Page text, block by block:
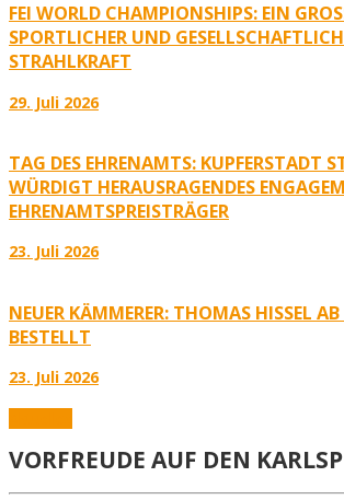
FEI WORLD CHAMPIONSHIPS: EIN
PORTLICHER UND
TRAHLKRAFT
29. Juli 2026
TAG DES EHRENAMTS: KUPFERSTADT
WÜRDIGT HERAUSRAGENDES
EHRENAMTSPREISTRÄGER
23. Juli 2026
NEUER KÄMMERER: THOMAS HISSEL
BESTELLT
23. Juli 2026
VORFREUDE AUF DEN